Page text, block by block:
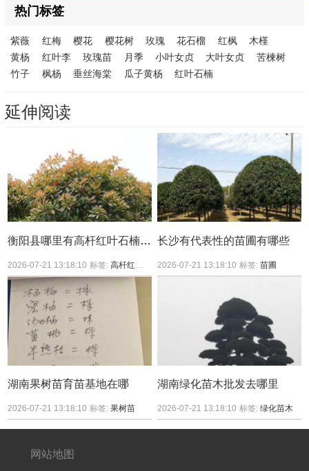
热门标签
紫薇 红梅 樱花 樱花树 玫瑰 花石榴 红枫
木槿
黄杨
红叶李 玫瑰苗 月季 小叶女贞 大叶女贞
苦楝树
竹子
枫杨 垂丝海棠 瓜子黄杨 红叶石楠
延伸阅读
衡阳县哪里有高杆红叶石楠买？
2026-07-21 13:18:10 标签:高杆红叶石楠
长沙有代表性的苗圃有哪些
2026-07-21 13:18:10 标签:苗圃
湖南果树苗育苗基地在哪
2026-07-21 13:18:10 标签:果树苗
湖南绿化苗木批发去哪里
2026-07-21 13:18:10 标签:绿化苗木
网站地图